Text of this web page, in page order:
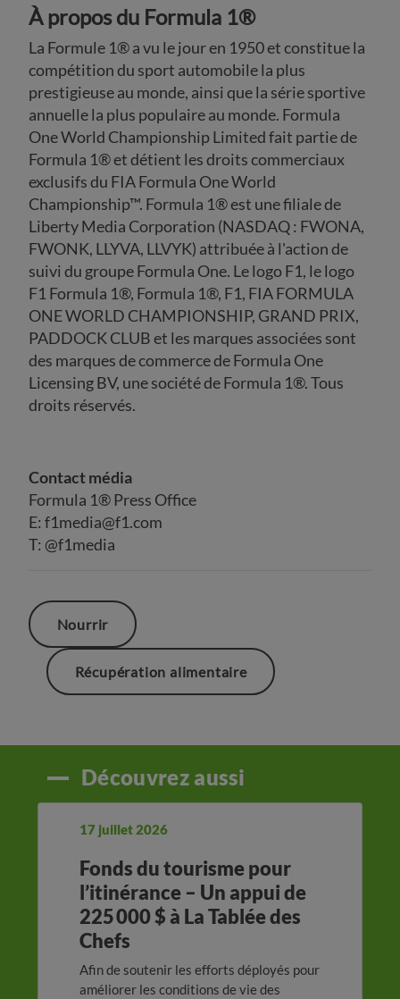
À propos du Formula 1®
La Formule 1® a vu le jour en 1950 et constitue la
compétition du sport automobile la plus
prestigieuse au monde, ainsi que la série sportive
annuelle la plus populaire au monde. Formula
One World Championship Limited fait partie de
Formula 1® et détient les droits commerciaux
exclusifs du FIA Formula One World
Championship™. Formula 1® est une filiale de
Liberty Media Corporation (NASDAQ : FWONA,
FWONK, LLYVA, LLVYK) attribuée à l'action de
suivi du groupe Formula One. Le logo F1, le logo
F1 Formula 1®, Formula 1®, F1, FIA FORMULA
ONE WORLD CHAMPIONSHIP, GRAND PRIX,
PADDOCK CLUB et les marques associées sont
des marques de commerce de Formula One
Licensing BV, une société de Formula 1®. Tous
droits réservés.
Contact média
Formula 1® Press Office
E: f1media@f1.com
T: @f1media
Nourrir
Récupération alimentaire
Découvrez aussi
17 juillet 2026
Fonds du tourisme pour
l’itinérance – Un appui de
225 000 $ à La Tablée des
Chefs
Afin de soutenir les efforts déployés pour
améliorer les conditions de vie des